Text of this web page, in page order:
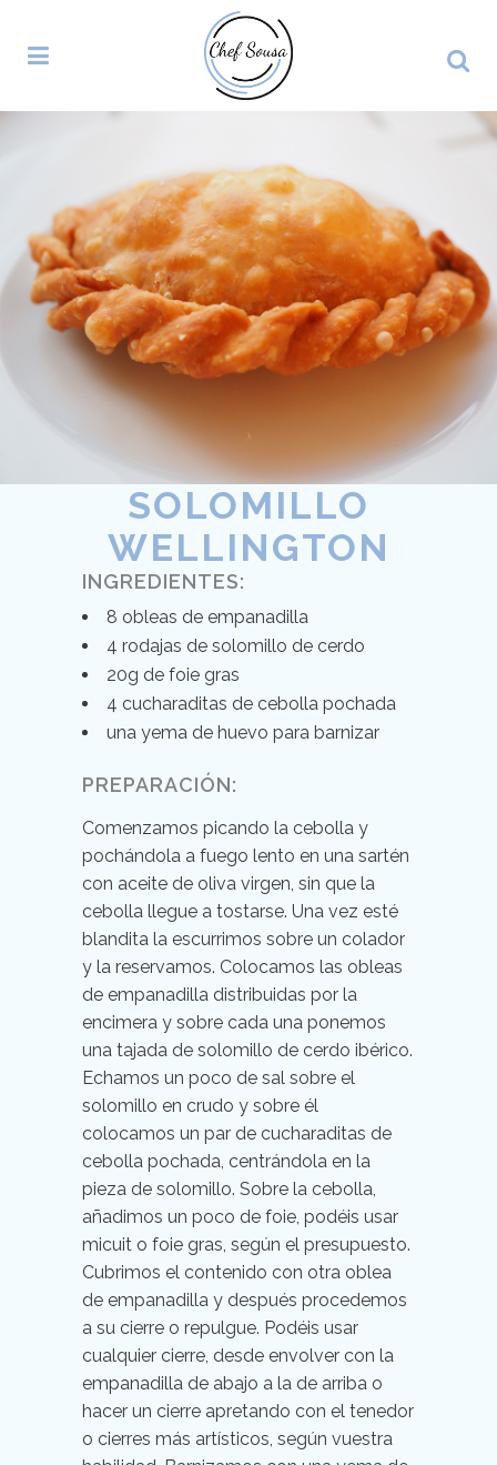
SOLOMILLO
WELLINGTON
INGREDIENTES:
8 obleas de empanadilla
4 rodajas de solomillo de cerdo
20g de foie gras
4 cucharaditas de cebolla pochada
una yema de huevo para barnizar
PREPARACIÓN:
Comenzamos picando la cebolla y
pochándola a fuego lento en una sartén
con aceite de oliva virgen, sin que la
cebolla llegue a tostarse. Una vez esté
blandita la escurrimos sobre un colador
y la reservamos. Colocamos las obleas
de empanadilla distribuidas por la
encimera y sobre cada una ponemos
una tajada de solomillo de cerdo ibérico.
Echamos un poco de sal sobre el
solomillo en crudo y sobre él
colocamos un par de cucharaditas de
cebolla pochada, centrándola en la
pieza de solomillo. Sobre la cebolla,
añadimos un poco de foie, podéis usar
micuit o foie gras, según el presupuesto.
Cubrimos el contenido con otra oblea
de empanadilla y después procedemos
a su cierre o repulgue. Podéis usar
cualquier cierre, desde envolver con la
empanadilla de abajo a la de arriba o
hacer un cierre apretando con el tenedor
o cierres más artísticos, según vuestra